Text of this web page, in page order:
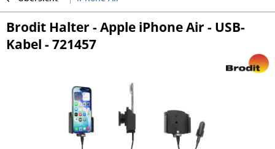
Brodit Halter - Apple iPhone Air - USB-
Kabel - 721457